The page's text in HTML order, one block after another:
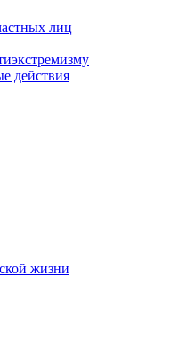
лиц
действия
жизни